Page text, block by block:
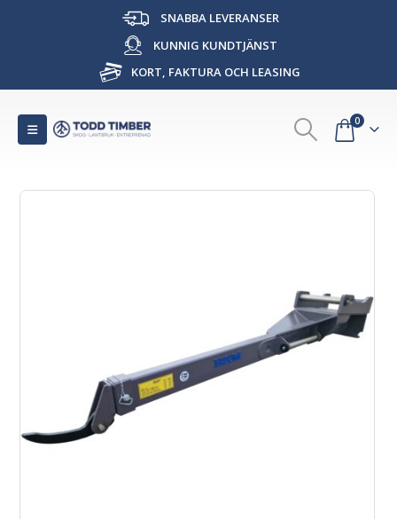
SNABBA LEVERANSER
KUNNIG KUNDTJÄNST
KORT, FAKTURA OCH LEASING
0